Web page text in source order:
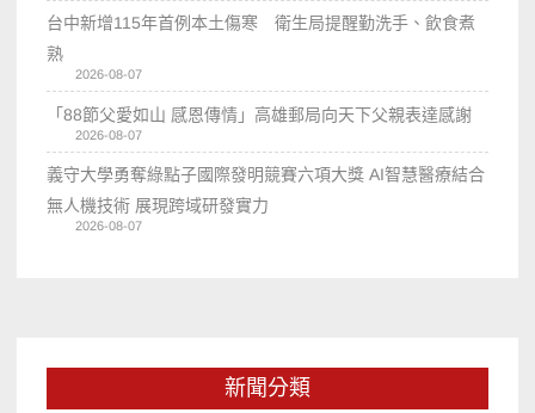
台中新增115年首例本土傷寒 衛生局提醒勤洗手、飲食煮
熟
2026-08-07
「88節父愛如山 感恩傳情」高雄郵局向天下父親表達感謝
2026-08-07
義守大學勇奪綠點子國際發明競賽六項大獎 AI智慧醫療結合
無人機技術 展現跨域研發實力
2026-08-07
新聞分類